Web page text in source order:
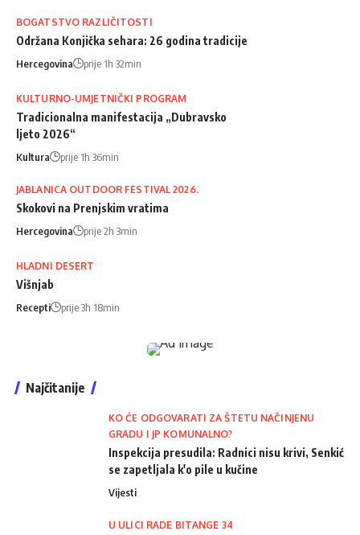
BOGATSTVO RAZLIČITOSTI
Održana Konjička sehara: 26 godina tradicije
Hercegovina prije 1h 32min
KULTURNO-UMJETNIČKI PROGRAM
Tradicionalna manifestacija „Dubravsko
ljeto 2026“
Kultura prije 1h 36min
JABLANICA OUTDOOR FESTIVAL 2026.
Skokovi na Prenjskim vratima
Hercegovina prije 2h 3min
HLADNI DESERT
Višnjab
Recepti prije 3h 18min
Najčitanije
KO ĆE ODGOVARATI ZA ŠTETU NAČINJENU
GRADU I JP KOMUNALNO?
Inspekcija presudila: Radnici nisu krivi, Senkić
se zapetljala k'o pile u kučine
Vijesti
U ULICI RADE BITANGE 34